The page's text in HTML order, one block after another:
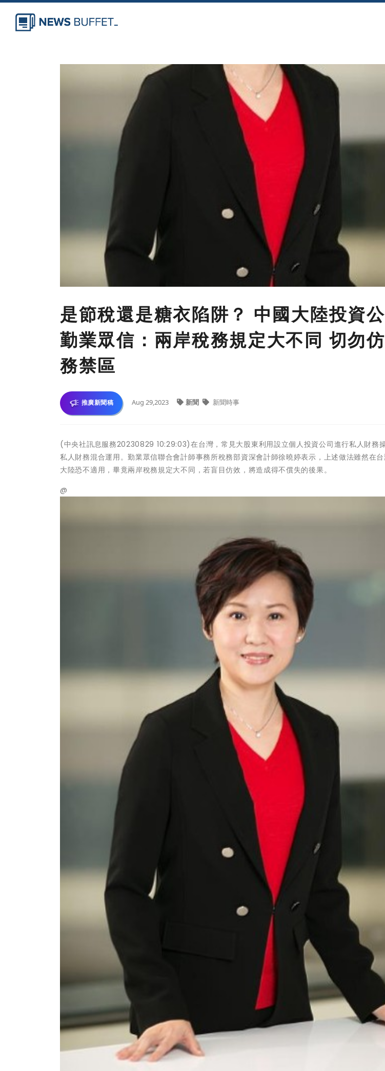
是節稅還是糖衣陷阱？ 中國大陸投資
勤業眾信：兩岸稅務規定大不同 切勿
務禁區
推廣新聞稿 Aug 29,2023 新聞 新聞時事
(中央社訊息服務20230829 10:29:03)在台灣，常見大股東利用設立個人投資公司進行私人財務
私人財務混合運用。勤業眾信聯合會計師事務所稅務部資深會計師徐曉婷表示，上述做法雖然在
大陸恐不適用，畢竟兩岸稅務規定大不同，若盲目仿效，將造成得不償失的後果。
@